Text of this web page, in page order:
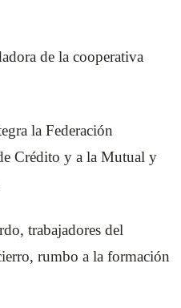
de la cooperativa
la Federación
Crédito y a la Mutual y
trabajadores del
rumbo a la formación